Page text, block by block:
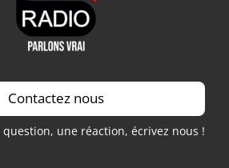
Contactez nous
question, une réaction, écrivez nous !